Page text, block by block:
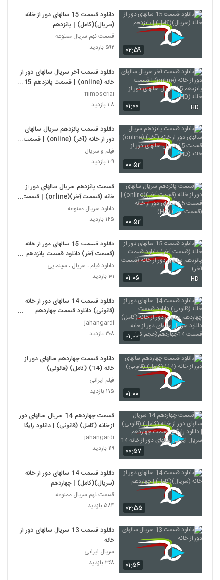
۰۲:۵۹
دانلود قسمت 15 سالهای دور از خانه
(سریال)(کامل) | پانزدهم
قسمت نهم سریال ممنوعه
۵۹۲ بازدید
۰۱:۰۰ HD
دانلود قسمت آخر سریال سالهای دور از
خانه (online) | قسمت پانزدهم 15
سریال سالهای دور از خانه (HD)
filmoserial
۱۱۸ بازدید
۰۰:۵۲
دانلود قسمت پانزدهم سریال سالهای
دور از خانه (آخر) (online) | قسمت
15 سریال سالهای دور از خانه (HD)
فیلم و سریال
۱۲۹ بازدید
۰۰:۵۲
قسمت پانزدهم سریال سالهای دور از
خانه (قسمت آخر)(online) | قسمت
15 سالهای دور از خانه (قسمت آخر)
(HD)
دانلود سریال ممنوعه
۱۴۵ بازدید
۰۱:۰۵ HD
دانلود قسمت 15 سالهای دور از خانه
(قسمت آخر) دانلود قسمت پانزدهم
سالهای دور از خانه (قسمت آخر)
دانلود فیلم ، سریال ، سینمایی
۱۰۱ بازدید
۰۱:۰۰
دانلود قسمت 14 سالهای دور از خانه
(قانونی) دانلود قسمت چهاردهم
سالهای دور از خانه (کامل) دانلود
سریال سالهای دور از خانه قسمت
jahangardi
۳۰۸ بازدید
۰۱:۰۰
دانلود قسمت چهاردهم سالهای دور از
خانه (14) (کامل) (قانونی)
فیلم ایرانی
۱۷۵ بازدید
۰۰:۵۷
قسمت چهاردهم 14 سریال سالهای دور
از خانه (کامل) (قانونی) | دانلود رایگان
قسمت چهاردهم سریال ایرانی سالهای
دور از خانه 14
jahangardi
۱۱۹ بازدید
۰۲:۵۵
دانلود قسمت 14 سالهای دور از خانه
(سریال)(کامل) | چهاردهم
قسمت نهم سریال ممنوعه
۵۸۴ بازدید
۰۱:۵۴
دانلود قسمت 13 سریال سالهای دور از
خانه
سریال ایرانی
۳۶۸ بازدید